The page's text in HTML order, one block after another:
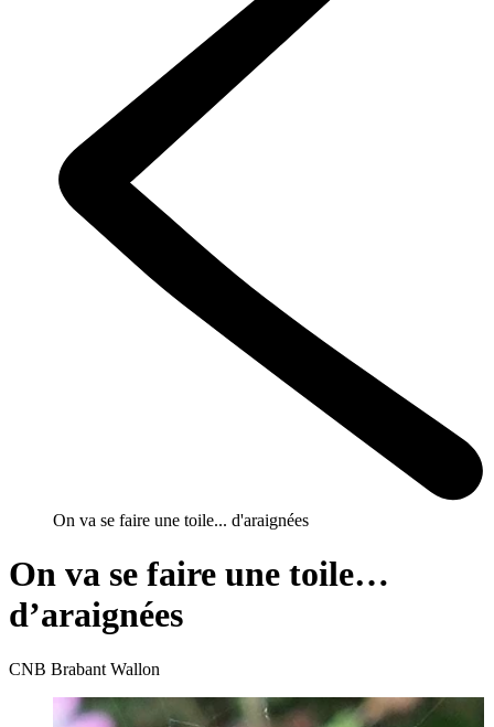
On va se faire une toile... d'araignées
On va se faire une toile…
d’araignées
CNB Brabant Wallon